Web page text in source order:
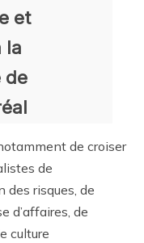
et
la
de
de croiser
de
des risques, de
d’affaires, de
culture